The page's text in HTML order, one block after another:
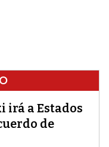
irá a Estados
de